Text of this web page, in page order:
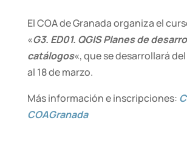
El COA de Granada organiza el
«G3. ED01. QGIS Planes de
catálogos«, que se desarrollará
al 18 de marzo.
Más información e inscripciones:
COAGranada